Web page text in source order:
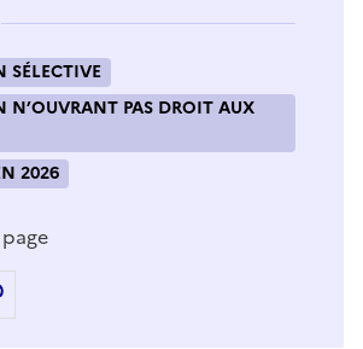
SÉLECTIVE
N’OUVRANT PAS DROIT AUX
2026
par e-mail